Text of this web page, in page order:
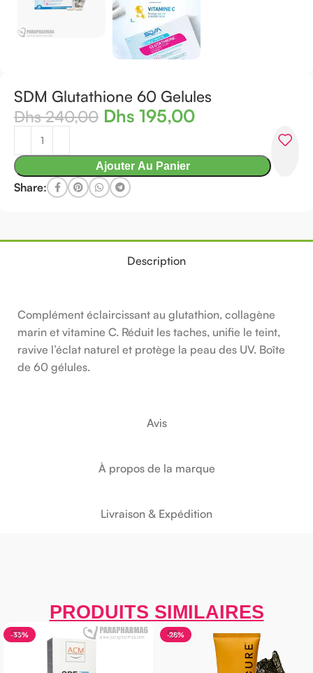
SDM Glutathione 60 Gelules
Dhs240,00 Dhs 195,00
Ajouter Au Panier
Share:
Description
Avis
À propos de la marque
Livraison & Expédition
Complément éclaircissant au glutathion, collagène
marin et vitamine C. Réduit les taches, unifie le teint,
ravive l’éclat naturel et protège la peau des UV. Boîte
de 60 gélules.
PRODUITS SIMILAIRES
-28% -30%